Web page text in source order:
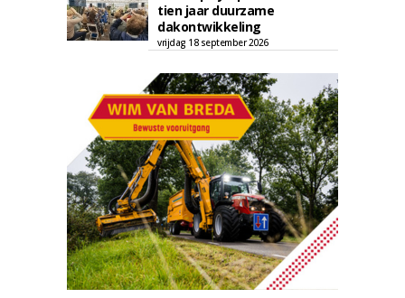
tien jaar duurzame
dakontwikkeling
vrijdag 18 september 2026